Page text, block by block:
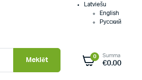
Latviešu
English
Русский
Meklēt 0 Summa
€0.00